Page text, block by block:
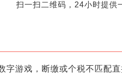
扫一扫二维码，24小时提供
游戏，断缴或个税不匹配直